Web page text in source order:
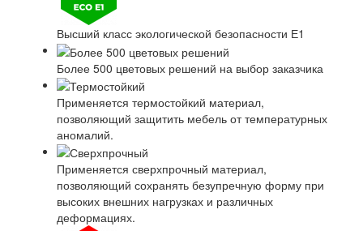
Высший класс экологической безопасности Е1
Более 500 цветовых решений на выбор заказчика
Применяется термостойкий материал,
позволяющий защитить мебель от температурных
аномалий.
Применяется сверхпрочный материал,
позволяющий сохранять безупречную форму при
высоких внешних нагрузках и различных
деформациях.